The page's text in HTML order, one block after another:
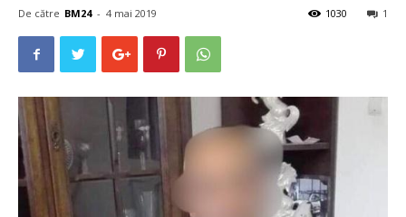
De către BM24 - 4 mai 2019 1
1030